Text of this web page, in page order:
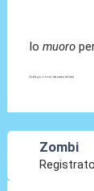
Iomuoro
(Quella giù in fondo s'era persa er cellulare)
Zombi
Registrato